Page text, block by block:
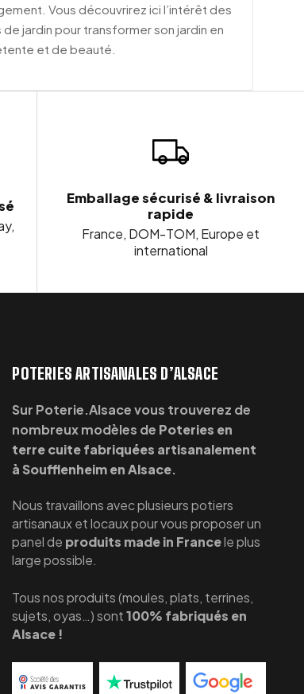
Vous découvrirez ici l’intérêt des
jardin pour transformer son jardin en
et de beauté.
Emballage sécurisé & livraison
rapide
France, DOM-TOM, Europe et
international
POTERIES ARTISANALES D’ALSACE
Sur Poterie.Alsace vous trouverez de
nombreux modèles de Poteries en
terre cuite fabriquées artisanalement
à Soufflenheim en Alsace.
Nous travaillons avec plusieurs potiers
artisanaux et locaux pour vous proposer un
panel de produits made in Francele plus
large possible.
Tous nos produits (moules, plats, terrines,
sujets, oyas…) sont100% fabriqués en
Alsace !